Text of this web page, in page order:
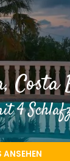
Costa
4
ANSEHEN